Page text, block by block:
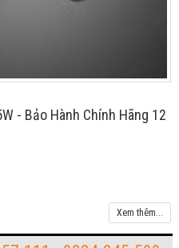
- Bảo Hành Chính Hãng 12
Xem thêm...